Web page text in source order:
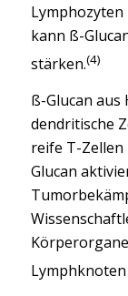
Lymphozyten
kann ß-
stärken.(4)
ß-Glucan
dendritische
reife T-
Glucan